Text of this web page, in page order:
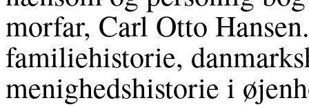
morfar, Carl Otto
familiehistorie,
menighedshistorie i